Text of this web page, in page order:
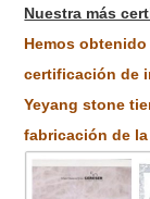
Nuestra más
Hemos
certificación de
Yeyang stone
fabricación de